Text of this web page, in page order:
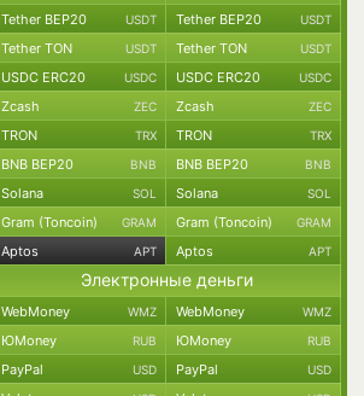
Tether BEP20 USDT Tether BEP20 USDT
Tether TON USDT Tether TON USDT
USDC ERC20 USDC USDC ERC20 USDC
Zcash ZEC Zcash ZEC
TRON TRX TRON TRX
BNB BEP20 BNB BNB BEP20 BNB
Solana SOL Solana SOL
Gram (Toncoin) GRAM Gram (Toncoin) GRAM
Aptos APT Aptos APT
Электронные деньги
WebMoney WMZ WebMoney WMZ
ЮMoney RUB ЮMoney RUB
PayPal USD PayPal USD